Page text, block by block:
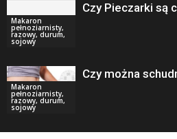
Makaron
pełnoziarnisty,
razowy, durum,
sojowy
Czy Pieczarki są
Makaron
pełnoziarnisty,
razowy, durum,
sojowy
Czy można